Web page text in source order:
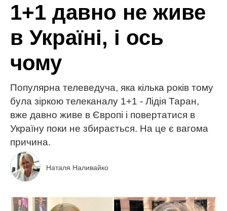
1+1 давно не живе
в Україні, і ось
чому
Популярна телеведуча, яка кілька років тому
була зіркою телеканалу 1+1 - Лідія Таран,
вже давно живе в Європі і повертатися в
Україну поки не збирається. На це є вагома
причина.
Наталя Наливайко